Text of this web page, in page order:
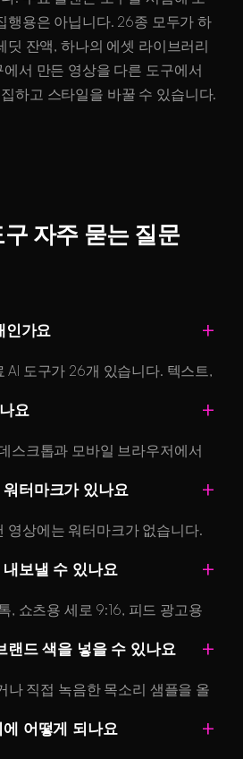
행용은 아닙니다. 26종 모두가 하
딧 잔액, 하나의 에셋 라이브러리
서 만든 영상을 다른 도구에서
하고 스타일을 바꿀 수 있습니다.
자주 묻는 질문
인가요
AI 도구가 26개 있습니다. 텍스트,
다룹니다. 전부 하나의 계정과
요
스크톱과 모바일 브라우저에서
서 작업하고 싶다면 Figma와 MCP
터마크가 있나요
영상에는 워터마크가 없습니다.
료 플랜으로 만드세요.
보낼 수 있나요
, 쇼츠용 세로 9:16, 피드 광고용
크레딧에 따라 달라집니다. 크
랜드 색을 넣을 수 있나요
나 직접 녹음한 목소리 샘플을 올
결과물이 브랜드에 맞게 나오도
어떻게 되나요